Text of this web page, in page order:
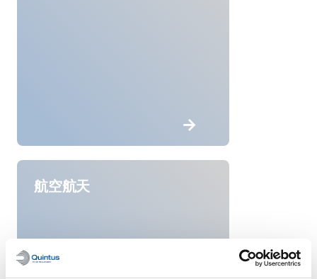
航空航天